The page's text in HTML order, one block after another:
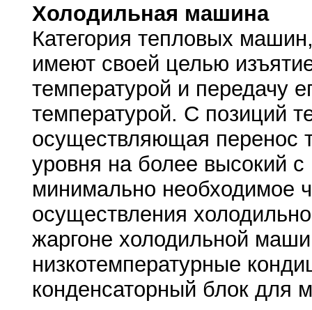
Холодильная машина
Категория тепловых
имеют своей целью
температурой и передачу
температурой. С позиций
осуществляющая перенос
уровня на более высокий
минимально необходимое
осуществления
жаргоне холодильной
низкотемпературные
конденсаторный блок для